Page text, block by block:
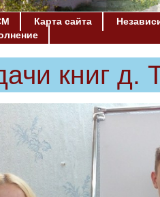
Карта сайта
книг д.